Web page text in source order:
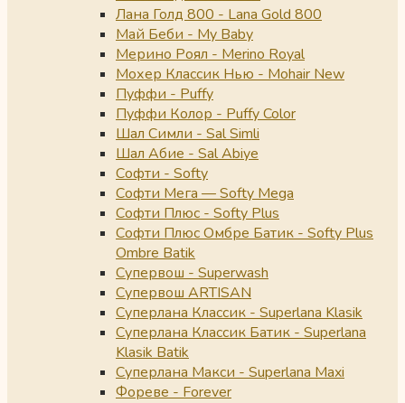
Лана Голд 800 - Lana Gold 800
Май Беби - My Baby
Мерино Роял - Merino Royal
Мохер Классик Нью - Mohair New
Пуффи - Puffy
Пуффи Колор - Puffy Color
Шал Симли - Sal Simli
Шал Абие - Sal Abiye
Софти - Softy
Софти Мега — Softy Mega
Софти Плюс - Softy Plus
Софти Плюс Омбре Батик - Softy Plus
Ombre Batik
Супервош - Superwash
Супервош ARTISAN
Суперлана Классик - Superlana Klasik
Суперлана Классик Батик - Superlana
Klasik Batik
Суперлана Макси - Superlana Maxi
Фореве - Forever